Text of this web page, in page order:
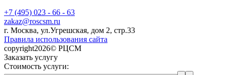
+7 (495) 023 - 66 - 63
zakaz@roscsm.ru
г. Москва, ул.Угрешская, дом 2, стр.33
Правила использования сайта
copyright2026© РЦСМ
Заказать услугу
Стоимость услуги: